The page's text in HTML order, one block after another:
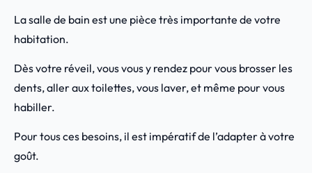
La salle de bain est une pièce très importante de votre
habitation.
Dès votre réveil, vous vous y rendez pour vous brosser les
dents, aller aux toilettes, vous laver, et même pour vous
habiller.
Pour tous ces besoins, il est impératif de l’adapter à votre
goût.